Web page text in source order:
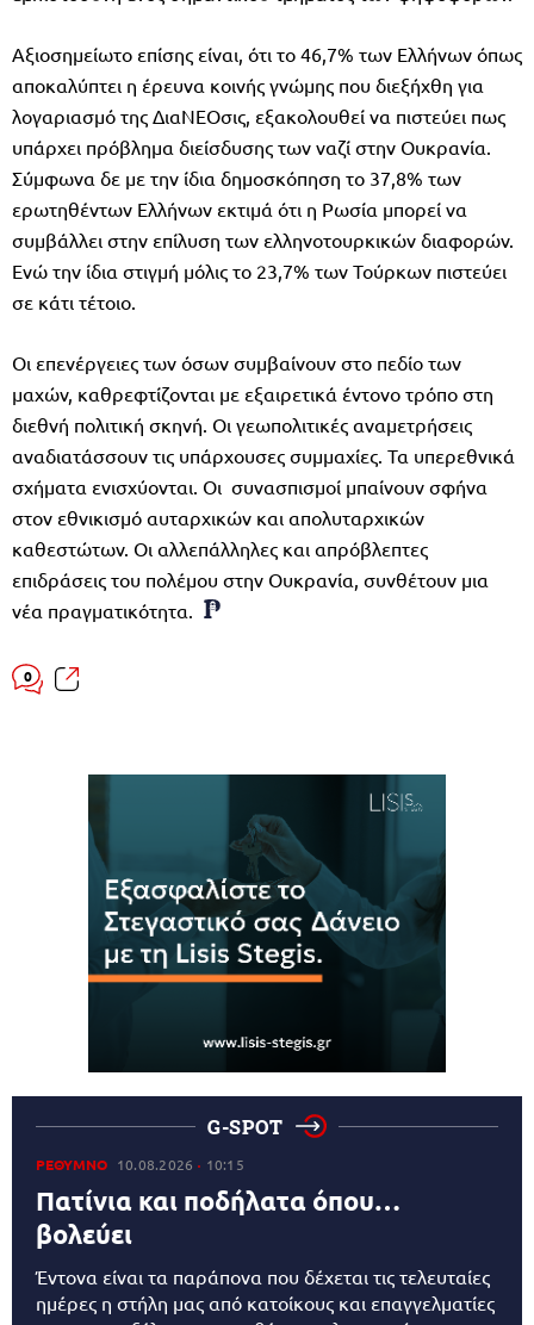
Αξιοσημείωτο επίσης είναι, ότι το 46,7% των Ελλήνων όπως
αποκαλύπτει η έρευνα κοινής γνώμης που διεξήχθη για
λογαριασμό της ΔιαΝΕΟσις, εξακολουθεί να πιστεύει πως
υπάρχει πρόβλημα διείσδυσης των ναζί στην Ουκρανία.
Σύμφωνα δε με την ίδια δημοσκόπηση το 37,8% των
ερωτηθέντων Ελλήνων εκτιμά ότι η Ρωσία μπορεί να
συμβάλλει στην επίλυση των ελληνοτουρκικών διαφορών.
Ενώ την ίδια στιγμή μόλις το 23,7% των Τούρκων πιστεύει
σε κάτι τέτοιο.
Οι επενέργειες των όσων συμβαίνουν στο πεδίο των
μαχών, καθρεφτίζονται με εξαιρετικά έντονο τρόπο στη
διεθνή πολιτική σκηνή. Οι γεωπολιτικές αναμετρήσεις
αναδιατάσσουν τις υπάρχουσες συμμαχίες. Τα υπερεθνικά
σχήματα ενισχύονται. Οι συνασπισμοί μπαίνουν σφήνα
στον εθνικισμό αυταρχικών και απολυταρχικών
καθεστώτων. Οι αλλεπάλληλες και απρόβλεπτες
επιδράσεις του πολέμου στην Ουκρανία, συνθέτουν μια
νέα πραγματικότητα.
0
G-SPOT
ΡΕΘΥΜΝΟ 10.08.2026 10:15
Πατίνια και ποδήλατα όπου…
βολεύει
Έντονα είναι τα παράπονα που δέχεται τις τελευταίες
ημέρες η στήλη μας από κατοίκους και επαγγελματίες